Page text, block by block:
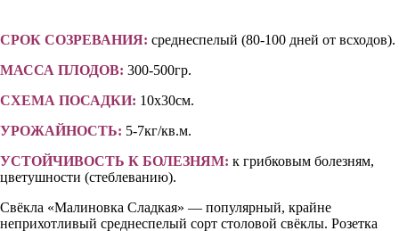
СРОК СОЗРЕВАНИЯ: среднеспелый (80-100 дней от всходов).
МАССА ПЛОДОВ: 300-500гр.
СХЕМА ПОСАДКИ: 10х30см.
УРОЖАЙНОСТЬ: 5-7кг/кв.м.
УСТОЙЧИВОСТЬ К БОЛЕЗНЯМ: к грибковым болезням,
цветушности (стеблеванию).
Свёкла «Малиновка Сладкая» — популярный, крайне
неприхотливый среднеспелый сорт столовой свёклы. Розетка